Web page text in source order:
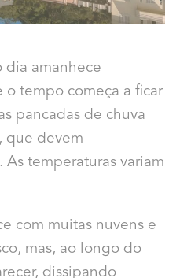
dia amanhece
o tempo começa a ficar
pancadas de chuva
que devem
temperaturas variam
com muitas nuvens e
mas, ao longo do
dissipando